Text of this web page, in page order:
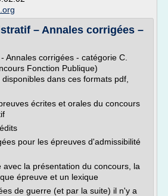
– Annales corrigées –
Annales corrigées - catégorie C.
Fonction Publique)
dans ces formats pdf,
écrites et orales du concours
pour les épreuves d'admissibilité
la présentation du concours, la
épreuve et un lexique
de guerre (et par la suite) il n'y a